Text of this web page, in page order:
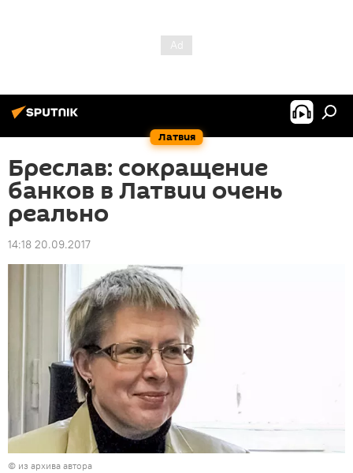
Латвия
Бреслав: сокращение
банков в Латвии очень
реально
14:18 20.09.2017
© из архива автора